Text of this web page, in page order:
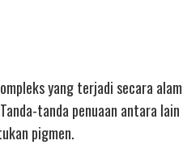
yang terjadi secara
tanda penuaan antara
pigmen.